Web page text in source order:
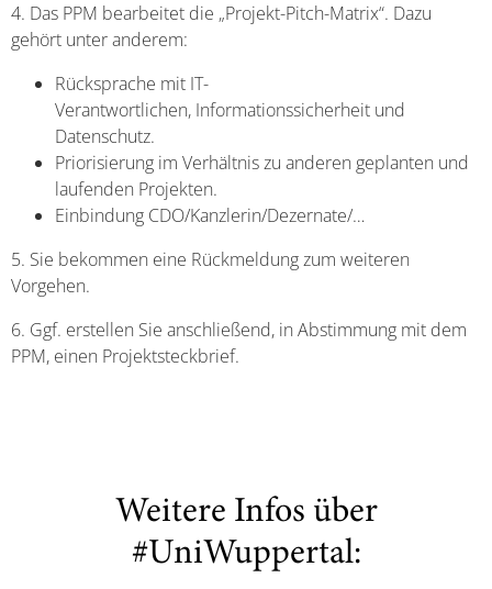
4. Das PPM bearbeitet die „Projekt-Pitch-Matrix“. Dazu
gehört unter anderem:
Rücksprache mit IT-
Verantwortlichen, Informationssicherheit und
Datenschutz.
Priorisierung im Verhältnis zu anderen geplanten und
laufenden Projekten.
Einbindung CDO/Kanzlerin/Dezernate/…
5. Sie bekommen eine Rückmeldung zum weiteren
Vorgehen.
6. Ggf. erstellen Sie anschließend, in Abstimmung mit dem
PPM, einen Projektsteckbrief.
Weitere Infos über
#UniWuppertal: